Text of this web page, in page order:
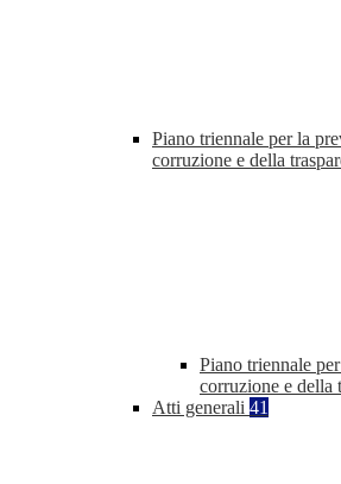
Piano triennale per la
corruzione e della
Piano triennale
corruzione e della
Atti generali 41